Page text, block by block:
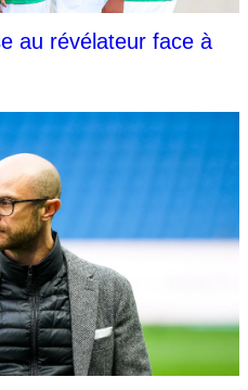
au révélateur face à